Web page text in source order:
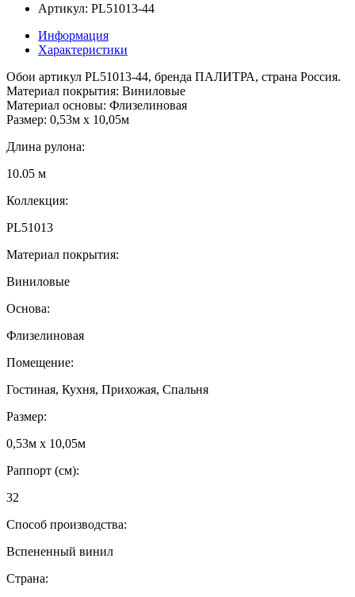
Артикул: PL51013-44
Информация
Характеристики
Обои артикул PL51013-44, бренда ПАЛИТРА, страна Россия.
Материал покрытия: Виниловые
Материал основы: Флизелиновая
Размер: 0,53м x 10,05м
Длина рулона:
10.05 м
Коллекция:
PL51013
Материал покрытия:
Виниловые
Основа:
Флизелиновая
Помещение:
Гостиная, Кухня, Прихожая, Спальня
Размер:
0,53м x 10,05м
Раппорт (см):
32
Способ производства:
Вспененный винил
Страна: